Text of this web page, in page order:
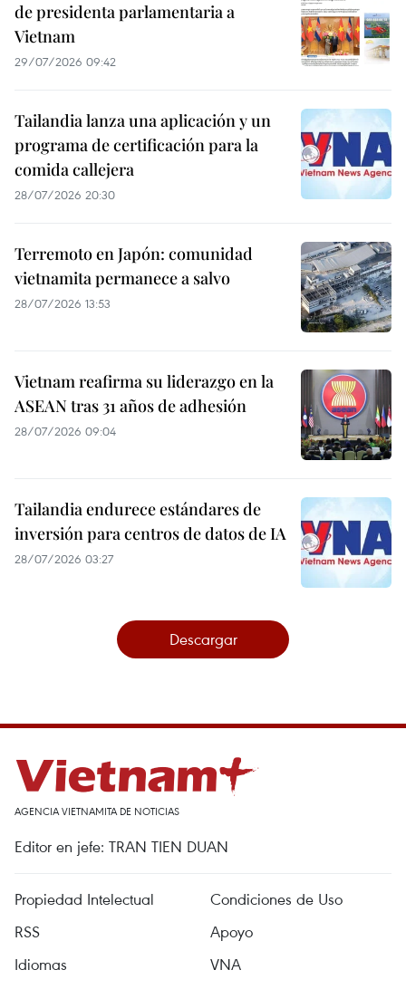
de presidenta parlamentaria a
Vietnam
29/07/2026 09:42
Tailandia lanza una aplicación y un
programa de certificación para la
comida callejera
28/07/2026 20:30
Terremoto en Japón: comunidad
vietnamita permanece a salvo
28/07/2026 13:53
Vietnam reafirma su liderazgo en la
ASEAN tras 31 años de adhesión
28/07/2026 09:04
Tailandia endurece estándares de
inversión para centros de datos de IA
28/07/2026 03:27
Descargar
AGENCIA VIETNAMITA DE NOTICIAS
Editor en jefe: TRAN TIEN DUAN
Propiedad Intelectual
Condiciones de Uso
RSS
Apoyo
Idiomas
VNA